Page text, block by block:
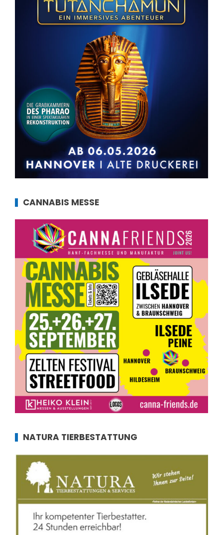
CANNABIS MESSE
NATURA TIERBESTATTUNG